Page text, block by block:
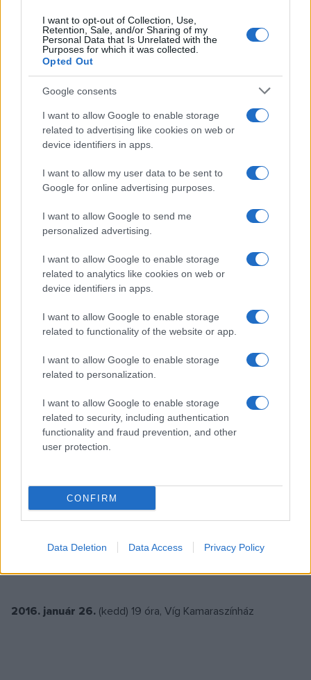
I want to opt-out of Collection, Use,
Retention, Sale, and/or Sharing of my
Personal Data that Is Unrelated with the
Purposes for which it was collected.
Opted Out
Google consents
I want to allow Google to enable storage
related to advertising like cookies on web or
device identifiers in apps.
I want to allow my user data to be sent to
Google for online advertising purposes.
I want to allow Google to send me
personalized advertising.
I want to allow Google to enable storage
related to analytics like cookies on web or
device identifiers in apps.
I want to allow Google to enable storage
related to functionality of the website or app.
I want to allow Google to enable storage
related to personalization.
I want to allow Google to enable storage
related to security, including authentication
functionality and fraud prevention, and other
user protection.
CONFIRM
Data Deletion Data Access Privacy Policy
csiszolja. Olyan inspiráló történeteket tár elénk, amelyek
garantáltan megpendítik lelkünk húrjait, és hozzásegítenek,
hogy a saját életünket is a megszokottól eltérő
nézőpontból szemléjük. Mert látnunk kell, hogy a vastag
?Mert a gondolat számomra olyan, mint egy bonbon. Hol
édes, mint a méz, hol bódítóan alkoholos, hol már látszik
és a figyelmed mégsem képes semmi másra koncentrálni,
vidám, hol vicces, hol szomorú, néhol elkeserítő, de a
legtöbbször elgondolkodtató. Hisz épp ez a célja: hogy
honlapján. Aki eljön, az személyesen is megízlelheti a
kifejezetten a debreceni közönségnek szánt gondolat-
bonbonjait.
CSOKONAI - TÖRTÉNETEK 4.
Tenki Ferenccel,
2016. január 26. (kedd) 19 óra, Víg Kamaraszínház